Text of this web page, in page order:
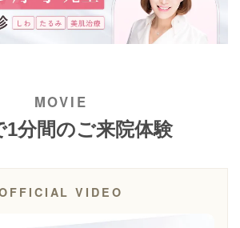
1分間のご来院体験